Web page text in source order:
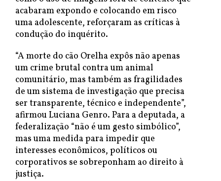
acabaram expondo e colocando em risco
uma adolescente, reforçaram as críticas à
condução do inquérito.
“A morte do cão Orelha expôs não apenas
um crime brutal contra um animal
comunitário, mas também as fragilidades
de um sistema de investigação que precisa
ser transparente, técnico e independente”,
afirmou Luciana Genro. Para a deputada, a
federalização “não é um gesto simbólico”,
mas uma medida para impedir que
interesses econômicos, políticos ou
corporativos se sobreponham ao direito à
justiça.